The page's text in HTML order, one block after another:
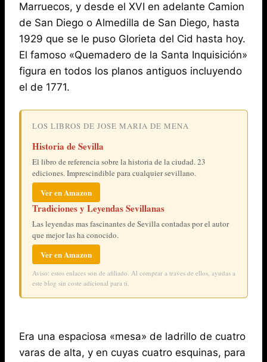
Marruecos, y desde el XVI en adelante Camion
de San Diego o Almedilla de San Diego, hasta
1929 que se le puso Glorieta del Cid hasta hoy.
El famoso «Quemadero de la Santa Inquisición»
figura en todos los planos antiguos incluyendo
el de 1771.
LOS LIBROS DE JOSE MARIA DE MENA
Historia de Sevilla
El libro de referencia sobre la historia de la ciudad. 23
ediciones. Imprescindible para cualquier sevillano.
Ver en Amazon
Tradiciones y Leyendas Sevillanas
Las leyendas mas fascinantes de Sevilla contadas por el autor
que mejor las ha conocido.
Ver en Amazon
Aviso: estos enlaces son de afiliado. Al comprar a traves de ellos, ayudas a
este blog sin coste adicional para ti.
Era una espaciosa «mesa» de ladrillo de cuatro
varas de alta, y en cuyas cuatro esquinas, para